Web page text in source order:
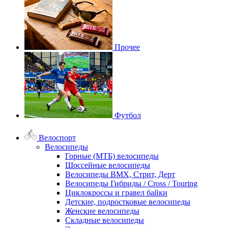
Прочее
Футбол
Велоспорт
Велосипеды
Горные (МТБ) велосипеды
Шоссейные велосипеды
Велосипеды BMX, Стрит, Дерт
Велосипеды Гибриды / Cross / Touring
Циклокроссы и гравел байки
Детские, подростковые велосипеды
Женские велосипеды
Складные велосипеды